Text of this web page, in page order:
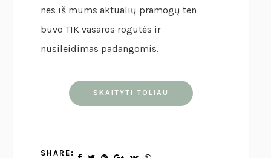
nes iš mums aktualių pramogų ten
buvo TIK vasaros rogutės ir
nusileidimas padangomis.
SKAITYTI TOLIAU
SHARE: